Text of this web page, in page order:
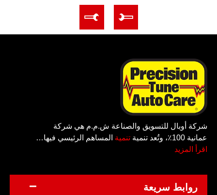
شركة أوبال للتسويق والصناعة ش.م.م هي شركة
عمانية 100٪، وتُعد تنمية
تنمية المساهم الرئيسي فيها…
اقرأ المزيد
روابط سريعة